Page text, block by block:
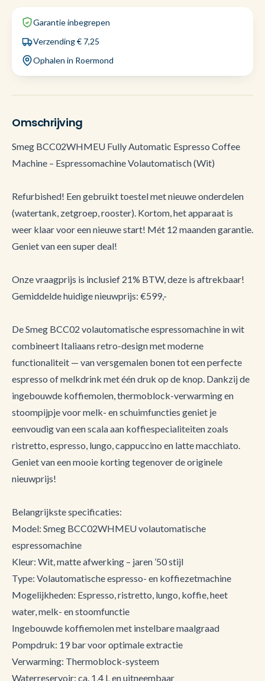
Garantie inbegrepen
Verzending € 7,25
Ophalen in Roermond
Omschrijving
Smeg BCC02WHMEU Fully Automatic Espresso Coffee
Machine – Espressomachine Volautomatisch (Wit)
Refurbished! Een gebruikt toestel met nieuwe onderdelen
(watertank, zetgroep, rooster). Kortom, het apparaat is
weer klaar voor een nieuwe start! Mét 12 maanden garantie.
Geniet van een super deal!
Onze vraagprijs is inclusief 21% BTW, deze is aftrekbaar!
Gemiddelde huidige nieuwprijs: €599,-
De Smeg BCC02 volautomatische espressomachine in wit
combineert Italiaans retro-design met moderne
functionaliteit — van versgemalen bonen tot een perfecte
espresso of melkdrink met één druk op de knop. Dankzij de
ingebouwde koffiemolen, thermoblock-verwarming en
stoompijpje voor melk- en schuimfuncties geniet je
eenvoudig van een scala aan koffiespecialiteiten zoals
ristretto, espresso, lungo, cappuccino en latte macchiato.
Geniet van een mooie korting tegenover de originele
nieuwprijs!
Belangrijkste specificaties:
Model: Smeg BCC02WHMEU volautomatische
espressomachine
Kleur: Wit, matte afwerking – jaren ’50 stijl
Type: Volautomatische espresso- en koffiezetmachine
Mogelijkheden: Espresso, ristretto, lungo, koffie, heet
water, melk- en stoomfunctie
Ingebouwde koffiemolen met instelbare maalgraad
Pompdruk: 19 bar voor optimale extractie
Verwarming: Thermoblock-systeem
Waterreservoir: ca. 1,4 L en uitneembaar